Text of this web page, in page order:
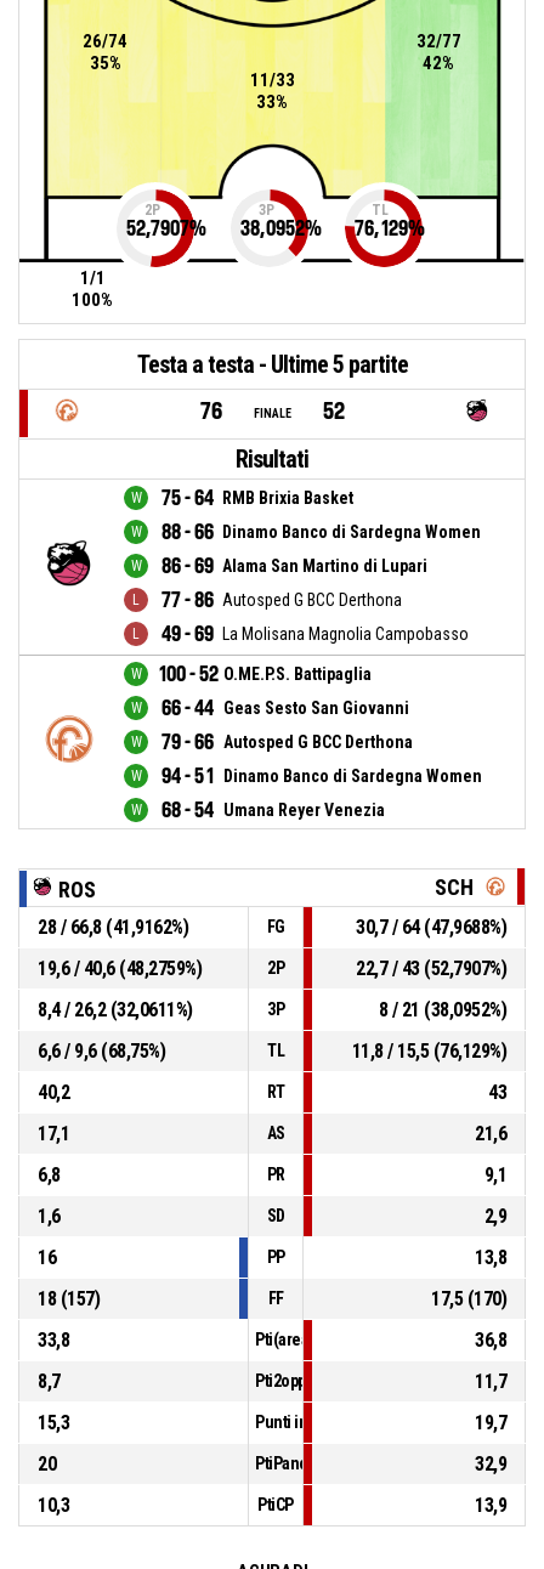
11/33
33%
26/74
35%
32/77
42%
1/1
100%
2P
52,7907%
3P
38,0952%
TL
76,129%
Testa a testa - Ultime 5 partite
76 FINALE 52
Risultati
75 - 64 RMB Brixia Basket
88 - 66 Dinamo Banco di Sardegna Women
86 - 69 Alama San Martino di Lupari
77 - 86 Autosped G BCC Derthona
49 - 69 La Molisana Magnolia Campobasso
100 - 52 O.ME.P.S. Battipaglia
66 - 44 Geas Sesto San Giovanni
79 - 66 Autosped G BCC Derthona
94 - 51 Dinamo Banco di Sardegna Women
68 - 54 Umana Reyer Venezia
ROS SCH
28 / 66,8 (41,9162%) FG
30,7 / 64 (47,9688%)
19,6 / 40,6 (48,2759%)
2P
22,7 / 43 (52,7907%)
8,4 / 26,2 (32,0611%)
3P
8 / 21 (38,0952%)
6,6 / 9,6 (68,75%)
TL
11,8 / 15,5 (76,129%)
40,2
RT
43
17,1
AS
21,6
6,8
PR
9,1
1,6
SD
2,9
16
PP
13,8
18 (157)
FF
17,5 (170)
33,8
Pti(area)
36,8
8,7
Pti2opp
11,7
15,3
Punti in contropiede
19,7
20
PtiPanch
32,9
10,3
PtiCP 13,9